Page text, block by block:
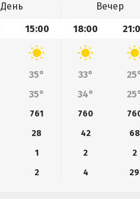
День
Вечер
15:00 18:00
35° 33°
35° 34°
761 760
28 42
68
1 2
2
2 4 29